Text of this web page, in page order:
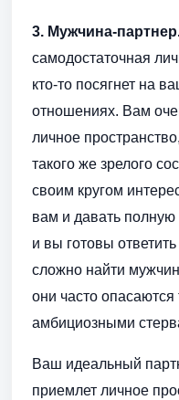
3. Мужчина-
самодостаточная
кто-то посягнет на
отношениях. Вам
личное
такого же зрелого
своим кругом
вам и давать
и вы готовы
сложно найти
они часто
амбициозными
Ваш идеальный
приемлет личное